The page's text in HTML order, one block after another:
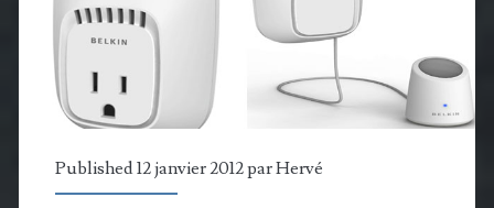
Published 12 janvier 2012 parHervé